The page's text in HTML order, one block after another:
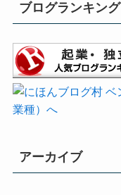
ブログランキング
アーカイブ